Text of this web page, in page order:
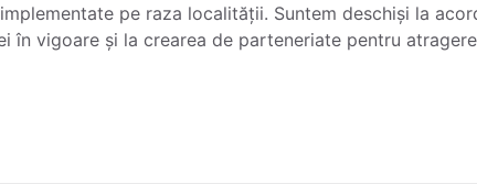
pe raza localității. Suntem deschiși la
în vigoare și la crearea de parteneriate pentru